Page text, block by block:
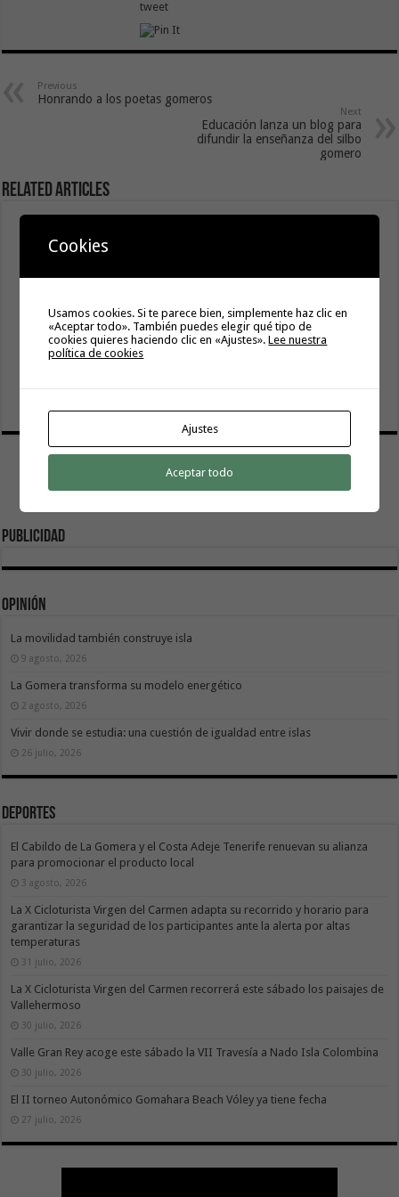
tweet
Previous
Honrando a los poetas gomeros
Next
Educación lanza un blog para
difundir la enseñanza del silbo
gomero
Related Articles
El servicio informativo itinerante de ‘La Gomera
Acompaña’ llega este lunes a Hermigua
miércoles 12 de agosto del 2026
8 agosto, 2026
El Cabildo inicia la fase final de la adecuación del entorno
Publicidad
Opinión
La movilidad también construye isla
9 agosto, 2026
La Gomera transforma su modelo energético
2 agosto, 2026
Vivir donde se estudia: una cuestión de igualdad entre islas
26 julio, 2026
Deportes
El Cabildo de La Gomera y el Costa Adeje Tenerife renuevan su alianza
para promocionar el producto local
3 agosto, 2026
La X Cicloturista Virgen del Carmen adapta su recorrido y horario para
garantizar la seguridad de los participantes ante la alerta por altas
temperaturas
31 julio, 2026
La X Cicloturista Virgen del Carmen recorrerá este sábado los paisajes de
Vallehermoso
30 julio, 2026
Valle Gran Rey acoge este sábado la VII Travesía a Nado Isla Colombina
30 julio, 2026
El II torneo Autonómico Gomahara Beach Vóley ya tiene fecha
27 julio, 2026
Cookies
Usamos cookies. Si te parece bien, simplemente haz clic en
«Aceptar todo». También puedes elegir qué tipo de
cookies quieres haciendo clic en «Ajustes».Lee nuestra
política de cookies
Ajustes
Aceptar todo